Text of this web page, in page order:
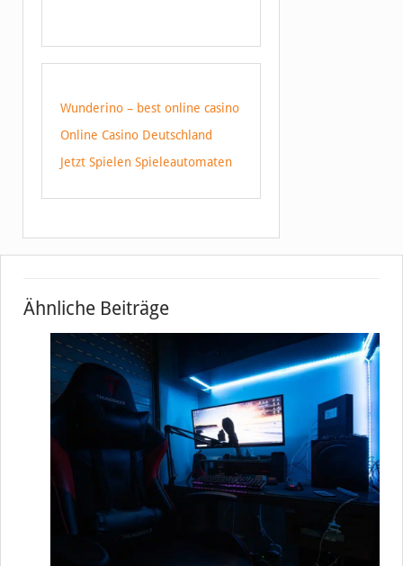
Wunderino – best online casino
Online Casino Deutschland
Jetzt Spielen Spieleautomaten
Ähnliche Beiträge